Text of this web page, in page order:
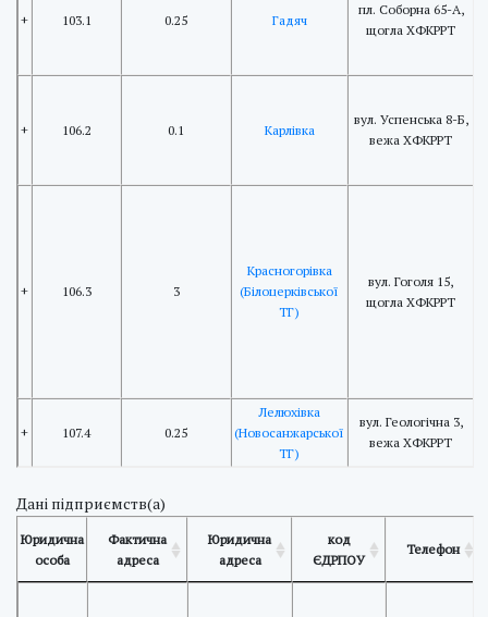
+ 103.1 0.25 Гадяч
пл. Соборна 65-А,
щогла ХФКРРТ
+ 106.2 0.1 Карлівка
вул. Успенська 8-Б,
вежа ХФКРРТ
+ 106.3 3
Красногорівка
(Білоцерківської
ТГ)
вул. Гоголя 15,
щогла ХФКРРТ
+ 107.4 0.25
Лелюхівка
(Новосанжарської
ТГ)
вул. Геологічна 3,
вежа ХФКРРТ
Дані підприємств(а)
Юридична
особа
Фактична
адреса
Юридична
адреса
код
ЄДРПОУ
Телефон